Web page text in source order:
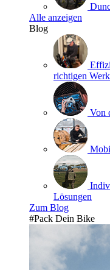
Alle anzeigen
Blog
richtigen
Von
Lösungen
Zum Blog
#Pack Dein Bike